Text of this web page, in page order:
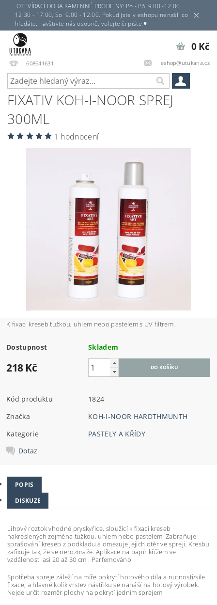
OTEVÍRACÍ DOBA KAMENNÉ PRODEJNY: Po - Pá 9.00 -12.00
12.30 - 17.00, So 9.00 - 12.00. Pokud jste v eshopu nenašli co
hledáte, navštivte nás osobně, volejte či pište ♥
608641631 eshop@utukana.cz
0 Kč
FIXATIV KOH-I-NOOR SPREJ
300ML
1 hodnocení
K fixaci kreseb tužkou, uhlem nebo pastelem s UV filtrem.
Dostupnost Skladem
218 Kč
Kód produktu
1824
Značka
KOH-I-NOOR HARDTHMUNTH
Kategorie
PASTELY A KŘÍDY
Dotaz
POPIS
DISKUZE
Lihový roztok vhodné pryskyřice, sloužící k fixaci kreseb
nakreslených zejména tužkou, uhlem nebo pastelem. Zabraňuje
sprašování kreseb z podkladu a omezuje jejich otěr ve spreji. Kresbu
zafixuje tak, že se nerozmaže. Aplikace na papír křížem ve
vzdálenosti asi 20 až 30 cm . Parfemováno.
Spotřeba spreje záleží na míře pokrytí hotového díla a nutnosti/síle
fixace, a hlavně kolik vrstev nástřiku se nanáší na hotový výrobek.
Nejde určit rozměr plochy na pokrytí jedním sprejem.